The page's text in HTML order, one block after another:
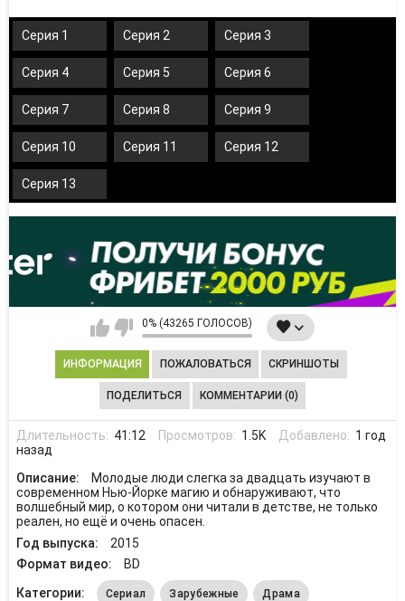
Серия 1 Серия 2 Серия 3
Серия 4 Серия 5 Серия 6
Серия 7 Серия 8 Серия 9
Серия 10 Серия 11 Серия 12
Серия 13
0% (43265 ГОЛОСОВ)
ИНФОРМАЦИЯ ПОЖАЛОВАТЬСЯ СКРИНШОТЫ
ПОДЕЛИТЬСЯ КОММЕНТАРИИ (0)
Длительность: 41:12 Просмотров: 1.5K Добавлено: 1 год
назад
Описание:
Молодые люди слегка за двадцать изучают в
современном Нью-Йорке магию и обнаруживают, что
волшебный мир, о котором они читали в детстве, не только
реален, но ещё и очень опасен.
Год выпуска:
2015
Формат видео:
BD
Категории:
Сериал Зарубежные Драма